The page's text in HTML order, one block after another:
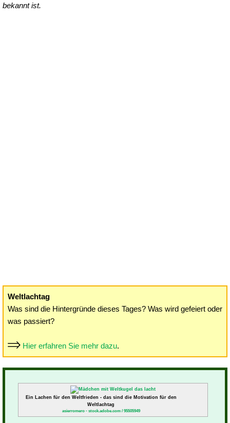
bekannt ist.
Weltlachtag
Was sind die Hintergründe dieses Tages? Was wird gefeiert oder
was passiert?
Hier erfahren Sie mehr dazu.
Ein Lachen für den Weltfrieden - das sind die Motivation für den
Weltlachtag
asierromero - stock.adobe.com / 95505949